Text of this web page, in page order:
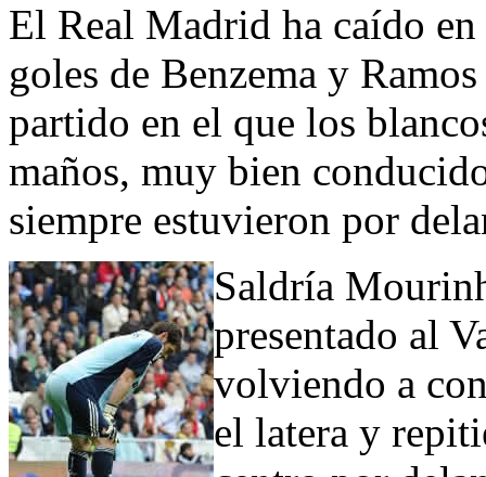
El Real Madrid ha caído en
goles de Benzema y
partido en el que los
maños, muy bien
siempre estuvieron por
Saldría
presentado al
volviendo a
el latera y